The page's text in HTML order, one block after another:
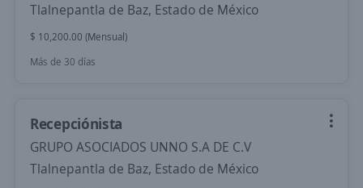
Tlalnepantla de Baz, Estado de México
$ 10,200.00 (Mensual)
Más de 30 días
Recepciónista
GRUPO ASOCIADOS UNNO S.A DE C.V
Tlalnepantla de Baz, Estado de México